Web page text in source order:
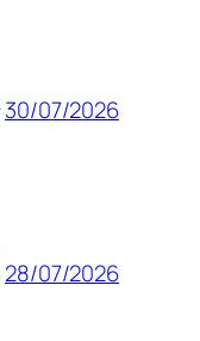
30/07/2026
28/07/2026